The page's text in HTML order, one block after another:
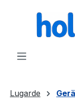
springen
Lugarde